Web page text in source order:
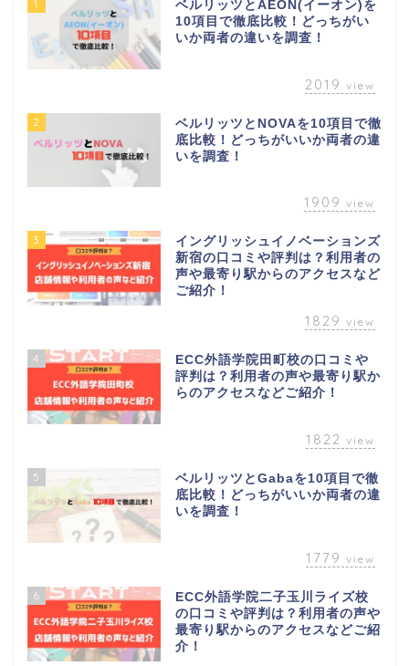
1
ベルリッツとAEON(イーオン)を
10項目で徹底比較！どっちがい
いか両者の違いを調査！
2019 view
2
ベルリッツとNOVAを10項目で徹
底比較！どっちがいいか両者の違
いを調査！
1909 view
3
イングリッシュイノベーションズ
新宿の口コミや評判は？利用者の
声や最寄り駅からのアクセスなど
ご紹介！
1829 view
4
ECC外語学院田町校の口コミや
評判は？利用者の声や最寄り駅か
らのアクセスなどご紹介！
1822 view
5
ベルリッツとGabaを10項目で徹
底比較！どっちがいいか両者の違
いを調査！
1779 view
6
ECC外語学院二子玉川ライズ校
の口コミや評判は？利用者の声や
最寄り駅からのアクセスなどご紹
介！